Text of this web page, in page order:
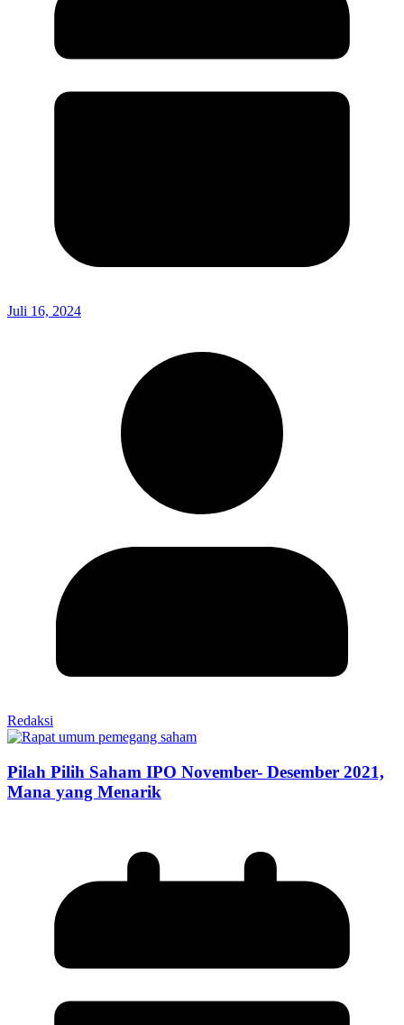
Juli 16, 2024
Redaksi
Pilah Pilih Saham IPO November- Desember 2021,
Mana yang Menarik